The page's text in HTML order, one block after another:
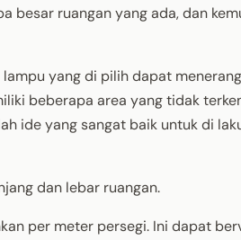
besar ruangan yang ada, dan
yang di pilih dapat
beberapa area yang tidak
ide yang sangat baik untuk di
dan lebar ruangan.
per meter persegi. Ini dapat